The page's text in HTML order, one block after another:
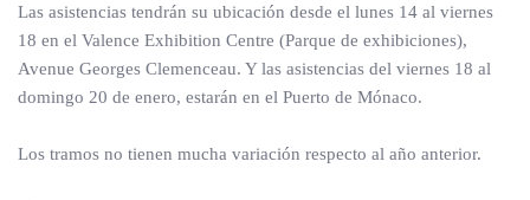
Las asistencias tendrán su ubicación desde el lunes 14 al viernes
18 en el Valence Exhibition Centre (Parque de exhibiciones),
Avenue Georges Clemenceau. Y las asistencias del viernes 18 al
domingo 20 de enero, estarán en el Puerto de Mónaco.
Los tramos no tienen mucha variación respecto al año anterior.